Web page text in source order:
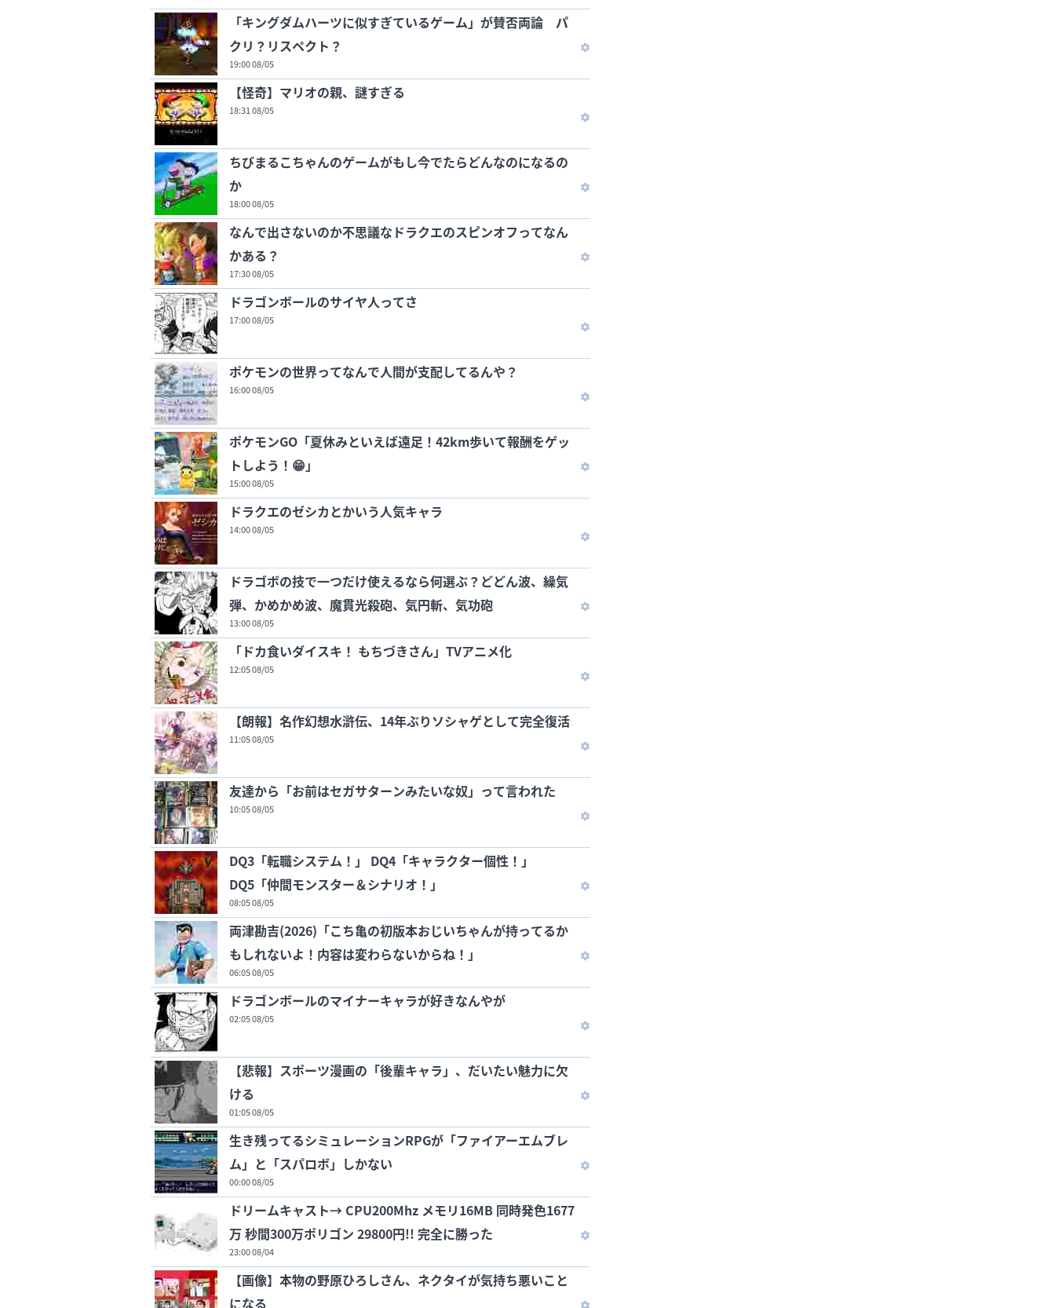
「キングダムハーツに似すぎているゲーム」が賛否両論 パ
クリ？リスペクト？
19:00 08/05
【怪奇】マリオの親、謎すぎる
18:31 08/05
ちびまるこちゃんのゲームがもし今でたらどんなのになるの
か
18:00 08/05
なんで出さないのか不思議なドラクエのスピンオフってなん
かある？
17:30 08/05
ドラゴンボールのサイヤ人ってさ
17:00 08/05
ポケモンの世界ってなんで人間が支配してるんや？
16:00 08/05
ポケモンGO「夏休みといえば遠足！42km歩いて報酬をゲッ
トしよう！😁」
15:00 08/05
ドラクエのゼシカとかいう人気キャラ
14:00 08/05
ドラゴボの技で一つだけ使えるなら何選ぶ？どどん波、繰気
弾、かめかめ波、魔貫光殺砲、気円斬、気功砲
13:00 08/05
「ドカ食いダイスキ！ もちづきさん」TVアニメ化
12:05 08/05
【朗報】名作幻想水滸伝、14年ぶりソシャゲとして完全復活
11:05 08/05
友達から「お前はセガサターンみたいな奴」って言われた
10:05 08/05
DQ3「転職システム！」 DQ4「キャラクター個性！」
DQ5「仲間モンスター＆シナリオ！」
08:05 08/05
両津勘吉(2026)「こち亀の初版本おじいちゃんが持ってるか
もしれないよ！内容は変わらないからね！」
06:05 08/05
ドラゴンボールのマイナーキャラが好きなんやが
02:05 08/05
【悲報】スポーツ漫画の「後輩キャラ」、だいたい魅力に欠
ける
01:05 08/05
生き残ってるシミュレーションRPGが「ファイアーエムブレ
ム」と「スパロボ」しかない
00:00 08/05
ドリームキャスト→ CPU200Mhz メモリ16MB 同時発色1677
万 秒間300万ポリゴン 29800円!! 完全に勝った
23:00 08/04
【画像】本物の野原ひろしさん、ネクタイが気持ち悪いこと
になる